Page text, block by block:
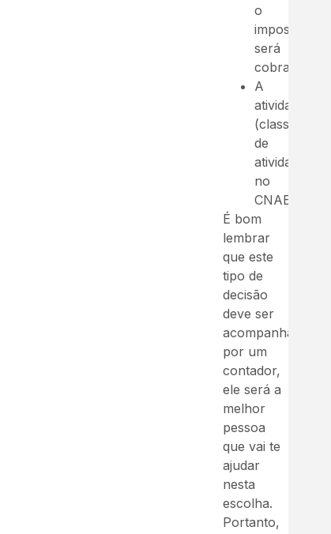
o
imposto
será
cobrado);
A
atividade
(classificação
de
atividade
no
CNAE);
É bom
lembrar
que este
tipo de
decisão
deve ser
acompanhado
por um
contador,
ele será a
melhor
pessoa
que vai te
ajudar
nesta
escolha.
Portanto,